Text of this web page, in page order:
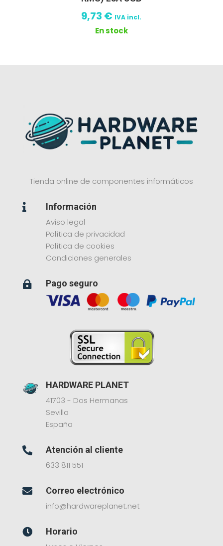
9,73 € IVA incl.
En stock
Tienda online de componentes informáticos

Información
Aviso legal
Política de privacidad
Política de cookies
Condiciones generales
 Pago seguro
HARDWARE PLANET
41703 - Dos Hermanas
Sevilla
España

Atención al cliente
633 811 551

Correo electrónico
info@hardwareplanet.net

Horario